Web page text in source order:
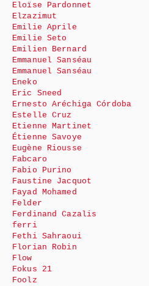
Eloïse Pardonnet
Elzazimut
Emilie Aprile
Emilie Seto
Emilien Bernard
Emmanuel Sanséau
Emmanuel Sanséau
Eneko
Eric Sneed
Ernesto Aréchiga Córdoba
Estelle Cruz
Etienne Martinet
Étienne Savoye
Eugène Riousse
Fabcaro
Fabio Purino
Faustine Jacquot
Fayad Mohamed
Felder
Ferdinand Cazalis
ferri
Fethi Sahraoui
Florian Robin
Flow
Fokus 21
Foolz